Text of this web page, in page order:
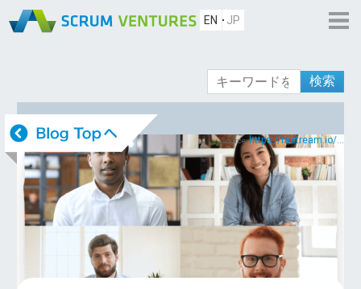
EN JP
検索
Source:https://restream.io/...